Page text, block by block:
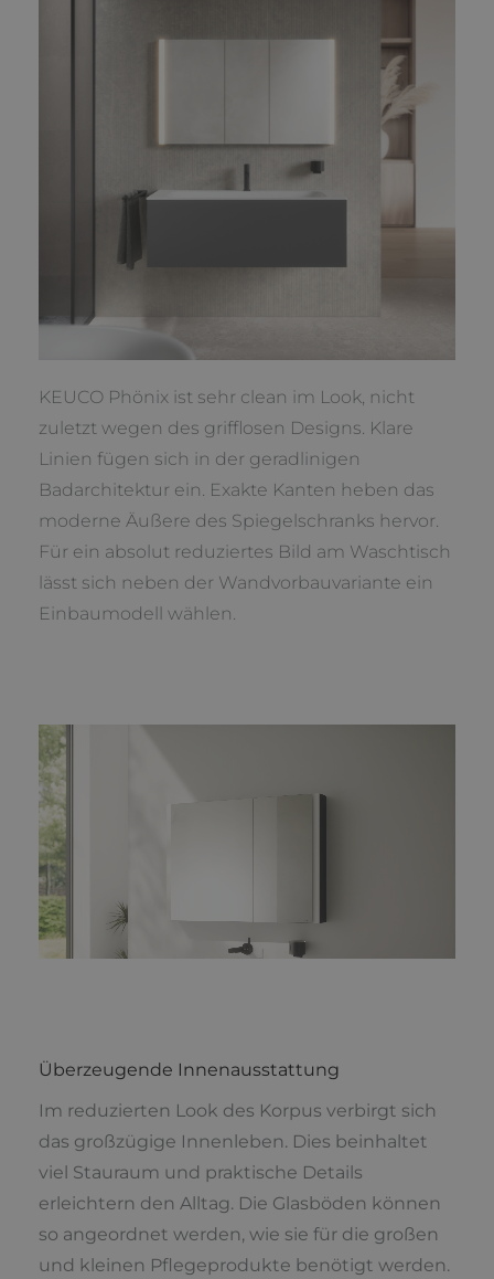
KEUCO Phönix ist sehr clean im Look, nicht
zuletzt wegen des grifflosen Designs. Klare
Linien fügen sich in der geradlinigen
Badarchitektur ein. Exakte Kanten heben das
moderne Äußere des Spiegelschranks hervor.
Für ein absolut reduziertes Bild am Waschtisch
lässt sich neben der Wandvorbauvariante ein
Einbaumodell wählen.
Überzeugende Innenausstattung
Im reduzierten Look des Korpus verbirgt sich
das großzügige Innenleben. Dies beinhaltet
viel Stauraum und praktische Details
erleichtern den Alltag. Die Glasböden können
so angeordnet werden, wie sie für die großen
und kleinen Pflegeprodukte benötigt werden.